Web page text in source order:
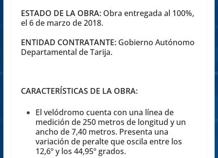
ESTADO DE LA OBRA:Obra entregada al 100%,
el 6 de marzo de 2018.
ENTIDAD CONTRATANTE:Gobierno Autónomo
Departamental de Tarija.
CARACTERÍSTICAS DE LA OBRA:
El velódromo cuenta con una línea de
medición de 250 metros de longitud y un
ancho de 7,40 metros. Presenta una
variación de peralte que oscila entre los
12,6º y los 44,95º grados.